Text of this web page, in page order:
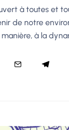
à toutes et
de notre
à la